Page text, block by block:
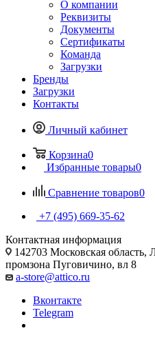
О компании
Реквизиты
Документы
Сертификаты
Команда
Загрузки
Бренды
Загрузки
Контакты
Личный кабинет
Корзина0
Избранные товары0
Сравнение товаров0
+7 (495) 669-35-62
Контактная информация
142703 Московская область,
промзона Пуговичино, вл 8
a-store@attico.ru
Вконтакте
Telegram